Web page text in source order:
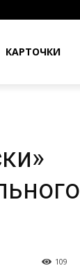
КАРТОЧКИ
109